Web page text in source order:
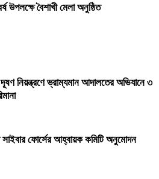
উপলক্ষে বৈশাখী মেলা অনুষ্ঠিত
নিয়ন্ত্রণে ভ্রাম্যমান আদালতের অভিযানে ৩
সাইবার ফোর্সের আহ্বায়ক কমিটি অনুমোদন